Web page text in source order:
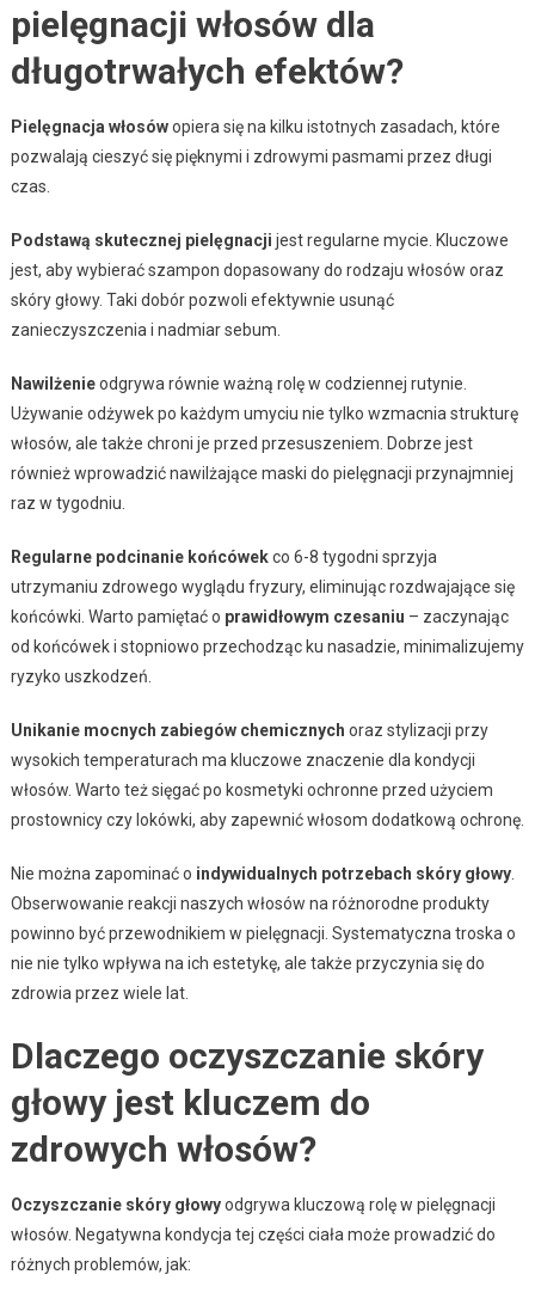
pielęgnacji włosów dla
długotrwałych efektów?
Pielęgnacja włosówopiera się na kilku istotnych zasadach, które
pozwalają cieszyć się pięknymi i zdrowymi pasmami przez długi
czas.
Podstawą skutecznej pielęgnacji jest regularne mycie. Kluczowe
jest, aby wybierać szampon dopasowany do rodzaju włosów oraz
skóry głowy. Taki dobór pozwoli efektywnie usunąć
zanieczyszczenia i nadmiar sebum.
Nawilżenieodgrywa równie ważną rolę w codziennej rutynie.
Używanie odżywek po każdym umyciu nie tylko wzmacnia strukturę
włosów, ale także chroni je przed przesuszeniem. Dobrze jest
również wprowadzić nawilżające maski do pielęgnacji przynajmniej
raz w tygodniu.
Regularne podcinanie końcówekco 6-8 tygodni sprzyja
utrzymaniu zdrowego wyglądu fryzury, eliminując rozdwajające się
końcówki. Warto pamiętać o prawidłowym czesaniu – zaczynając
od końcówek i stopniowo przechodząc ku nasadzie, minimalizujemy
ryzyko uszkodzeń.
Unikanie mocnych zabiegów chemicznych oraz stylizacji przy
wysokich temperaturach ma kluczowe znaczenie dla kondycji
włosów. Warto też sięgać po kosmetyki ochronne przed użyciem
prostownicy czy lokówki, aby zapewnić włosom dodatkową ochronę.
Nie można zapominać o indywidualnych potrzebach skóry głowy.
Obserwowanie reakcji naszych włosów na różnorodne produkty
powinno być przewodnikiem w pielęgnacji. Systematyczna troska o
nie nie tylko wpływa na ich estetykę, ale także przyczynia się do
zdrowia przez wiele lat.
Dlaczego oczyszczanie skóry
głowy jest kluczem do
zdrowych włosów?
Oczyszczanie skóry głowyodgrywa kluczową rolę w pielęgnacji
włosów. Negatywna kondycja tej części ciała może prowadzić do
różnych problemów, jak: